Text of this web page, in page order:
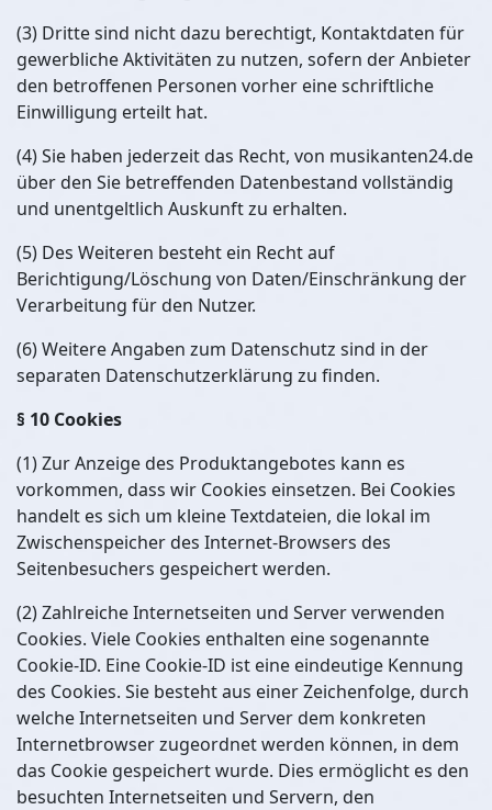
(3) Dritte sind nicht dazu berechtigt, Kontaktdaten für
gewerbliche Aktivitäten zu nutzen, sofern der Anbieter
den betroffenen Personen vorher eine schriftliche
Einwilligung erteilt hat.
(4) Sie haben jederzeit das Recht, von musikanten24.de
über den Sie betreffenden Datenbestand vollständig
und unentgeltlich Auskunft zu erhalten.
(5) Des Weiteren besteht ein Recht auf
Berichtigung/Löschung von Daten/Einschränkung der
Verarbeitung für den Nutzer.
(6) Weitere Angaben zum Datenschutz sind in der
separaten Datenschutzerklärung zu finden.
§ 10 Cookies
(1) Zur Anzeige des Produktangebotes kann es
vorkommen, dass wir Cookies einsetzen. Bei Cookies
handelt es sich um kleine Textdateien, die lokal im
Zwischenspeicher des Internet-Browsers des
Seitenbesuchers gespeichert werden.
(2) Zahlreiche Internetseiten und Server verwenden
Cookies. Viele Cookies enthalten eine sogenannte
Cookie-ID. Eine Cookie-ID ist eine eindeutige Kennung
des Cookies. Sie besteht aus einer Zeichenfolge, durch
welche Internetseiten und Server dem konkreten
Internetbrowser zugeordnet werden können, in dem
das Cookie gespeichert wurde. Dies ermöglicht es den
besuchten Internetseiten und Servern, den